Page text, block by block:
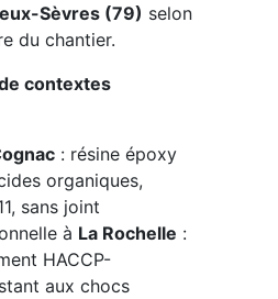
Sèvres (79) selon
du chantier.
contextes
: résine époxy
organiques,
sans joint
à La Rochelle :
HACCP-
aux chocs